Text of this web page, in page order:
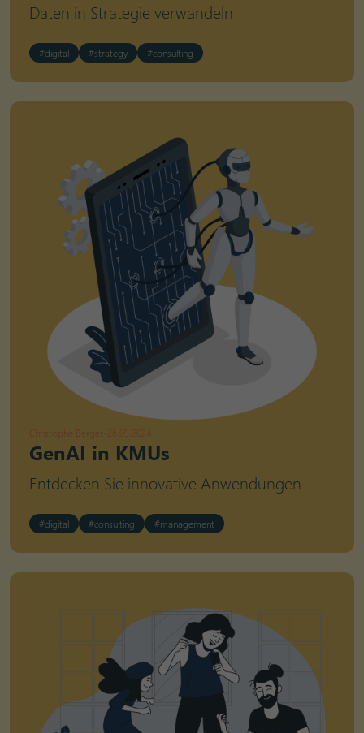
Daten in Strategie verwandeln
#digital #strategy #consulting
Christophe Berger 26.05.2024
GenAI in KMUs
Entdecken Sie innovative Anwendungen
#digital #consulting #management